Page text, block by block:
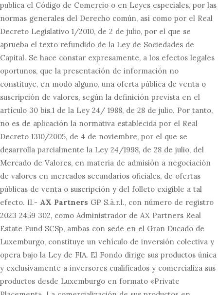
publica el Código de Comercio o en Leyes especiales, por las
normas generales del Derecho común, así como por el Real
Decreto Legislativo 1/2010, de 2 de julio, por el que se
aprueba el texto refundido de la Ley de Sociedades de
Capital. Se hace constar expresamente, a los efectos legales
oportunos, que la presentación de información no
constituye, en modo alguno, una oferta pública de venta o
suscripción de valores, según la definición prevista en el
artículo 30 bis.1 de la Ley 24/ 1988, de 28 de julio. Por tanto,
no es de aplicación la normativa establecida por el Real
Decreto 1310/2005, de 4 de noviembre, por el que se
desarrolla parcialmente la Ley 24/1998, de 28 de julio, del
Mercado de Valores, en materia de admisión a negociación
de valores en mercados secundarios oficiales, de ofertas
públicas de venta o suscripción y del folleto exigible a tal
efecto. II.- AX Partners GP S.à.r.l., con número de registro
2023 2459 302, como Administrador de AX Partners Real
Estate Fund SCSp, ambas con sede en el Gran Ducado de
Luxemburgo, constituye un vehículo de inversión colectiva y
opera bajo la Ley de FIA. El Fondo dirige sus productos única
y exclusivamente a inversores cualificados y comercializa sus
productos desde Luxemburgo en formato «Private